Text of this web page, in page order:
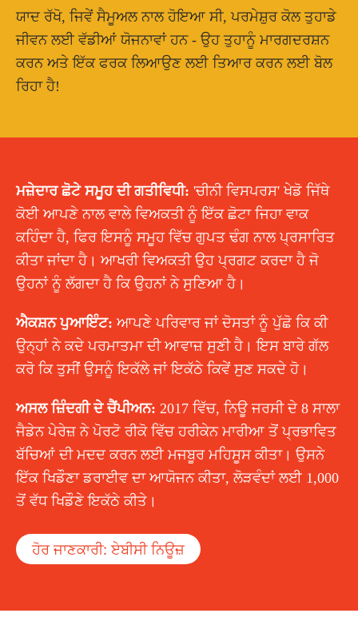
ਯਾਦ ਰੱਖੋ, ਜਿਵੇਂ ਸੈਮੂਅਲ ਨਾਲ ਹੋਇਆ ਸੀ, ਪਰਮੇਸ਼ੁਰ ਕੋਲ ਤੁਹਾਡੇ
ਜੀਵਨ ਲਈ ਵੱਡੀਆਂ ਯੋਜਨਾਵਾਂ ਹਨ - ਉਹ ਤੁਹਾਨੂੰ ਮਾਰਗਦਰਸ਼ਨ
ਕਰਨ ਅਤੇ ਇੱਕ ਫਰਕ ਲਿਆਉਣ ਲਈ ਤਿਆਰ ਕਰਨ ਲਈ ਬੋਲ
ਰਿਹਾ ਹੈ!
ਮਜ਼ੇਦਾਰ ਛੋਟੇ ਸਮੂਹ ਦੀ ਗਤੀਵਿਧੀ: 'ਚੀਨੀ ਵਿਸਪਰਸ' ਖੇਡੋ ਜਿੱਥੇ
ਕੋਈ ਆਪਣੇ ਨਾਲ ਵਾਲੇ ਵਿਅਕਤੀ ਨੂੰ ਇੱਕ ਛੋਟਾ ਜਿਹਾ ਵਾਕ
ਕਹਿੰਦਾ ਹੈ, ਫਿਰ ਇਸਨੂੰ ਸਮੂਹ ਵਿੱਚ ਗੁਪਤ ਢੰਗ ਨਾਲ ਪ੍ਰਸਾਰਿਤ
ਕੀਤਾ ਜਾਂਦਾ ਹੈ। ਆਖਰੀ ਵਿਅਕਤੀ ਉਹ ਪ੍ਰਗਟ ਕਰਦਾ ਹੈ ਜੋ
ਉਹਨਾਂ ਨੂੰ ਲੱਗਦਾ ਹੈ ਕਿ ਉਹਨਾਂ ਨੇ ਸੁਣਿਆ ਹੈ।
ਐਕਸ਼ਨ ਪੁਆਇੰਟ: ਆਪਣੇ ਪਰਿਵਾਰ ਜਾਂ ਦੋਸਤਾਂ ਨੂੰ ਪੁੱਛੋ ਕਿ ਕੀ
ਉਨ੍ਹਾਂ ਨੇ ਕਦੇ ਪਰਮਾਤਮਾ ਦੀ ਆਵਾਜ਼ ਸੁਣੀ ਹੈ। ਇਸ ਬਾਰੇ ਗੱਲ
ਕਰੋ ਕਿ ਤੁਸੀਂ ਉਸਨੂੰ ਇਕੱਲੇ ਜਾਂ ਇਕੱਠੇ ਕਿਵੇਂ ਸੁਣ ਸਕਦੇ ਹੋ।
ਅਸਲ ਜ਼ਿੰਦਗੀ ਦੇ ਚੈਂਪੀਅਨ: 2017 ਵਿੱਚ, ਨਿਊ ਜਰਸੀ ਦੇ 8 ਸਾਲਾ
ਜੈਡੇਨ ਪੇਰੇਜ਼ ਨੇ ਪੋਰਟੋ ਰੀਕੋ ਵਿੱਚ ਹਰੀਕੇਨ ਮਾਰੀਆ ਤੋਂ ਪ੍ਰਭਾਵਿਤ
ਬੱਚਿਆਂ ਦੀ ਮਦਦ ਕਰਨ ਲਈ ਮਜਬੂਰ ਮਹਿਸੂਸ ਕੀਤਾ। ਉਸਨੇ
ਇੱਕ ਖਿਡੌਣਾ ਡਰਾਈਵ ਦਾ ਆਯੋਜਨ ਕੀਤਾ, ਲੋੜਵੰਦਾਂ ਲਈ 1,000
ਤੋਂ ਵੱਧ ਖਿਡੌਣੇ ਇਕੱਠੇ ਕੀਤੇ।
ਹੋਰ ਜਾਣਕਾਰੀ: ਏਬੀਸੀ ਨਿਊਜ਼